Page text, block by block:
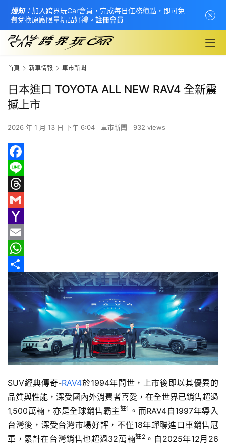
首
頁
新
車
情
報
車
輛
空
汽
車
／
機
車
試
駕
首頁 新車情報 車市新聞
日本進口 TOYOTA ALL NEW RAV4 全新震
撼上市
2026 年 1 月 13 日 下午 6:04 車市新聞 932 views
F
a
c
b
o
o
k
L
e
T
r
e
a
d
s
G
m
a
l
Y
a
h
o
o
M
i
l
E
m
a
i
l
W
h
a
t
A
p
p
分
享
SUV經典傳奇-RAV4於1994年問世，上市後即以其優異的
品質與性能，深受國內外消費者喜愛，在全世界已銷售超過
1,500萬輛，亦是全球銷售霸主註1 。而RAV4自1997年導入
台灣後，深受台灣市場好評，不僅18年蟬聯進口車銷售冠
軍，累計在台灣銷售也超過32萬輛註2。自2025年12月26
通知：加入 跨界玩Car會員 ，完成每日任務積點，即可免
費兌換原廠限量精品好禮。 註冊會員